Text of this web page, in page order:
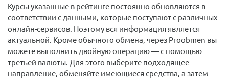
Курсы указанные в рейтинге постоянно обновляются в
соответствии с данными, которые поступают с различных
онлайн-сервисов. Поэтому вся информация является
актуальной. Кроме обычного обмена, через Proobmen вы
можете выполнить двойную операцию — с помощью
третьей валюты. Для этого выберите подходящее
направление, обменяйте имеющиеся средства, а затем —